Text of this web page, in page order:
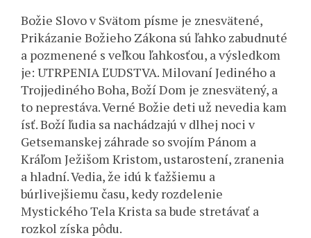
Božie Slovo v Svätom písme je znesvätené,
Prikázanie Božieho Zákona sú ľahko zabudnuté
a pozmenené s veľkou ľahkosťou, a výsledkom
je: UTRPENIA ĽUDSTVA. Milovaní Jediného a
Trojjediného Boha, Boží Dom je znesvätený, a
to neprestáva. Verné Božie deti už nevedia kam
ísť. Boží ľudia sa nachádzajú v dlhej noci v
Getsemanskej záhrade so svojím Pánom a
Kráľom Ježišom Kristom, ustarostení, zranenia
a hladní. Vedia, že idú k ťažšiemu a
búrlivejšiemu času, kedy rozdelenie
Mystického Tela Krista sa bude stretávať a
rozkol získa pôdu.